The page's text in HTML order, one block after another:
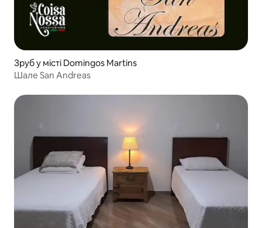
Зруб у місті Domingos Martins
Шале San Andreas